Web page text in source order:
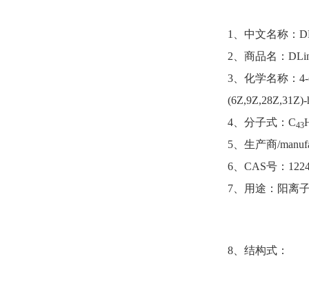
1、中文名称：
2、商品名：
3、化学名称：
(6Z,9Z,28Z,31Z)-
4、分子式：C43
5、生产商/
6、CAS号：
7、用途：阳离
8、结构式：